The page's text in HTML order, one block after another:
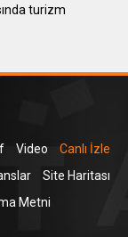
turizm
Video
Canlı İzle
Site Haritası
Metni